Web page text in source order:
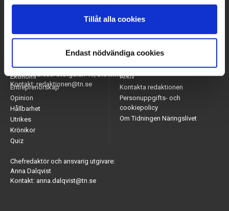
Tillåt alla cookies
Endast nödvändiga cookies
Adress: Tidningen Näringslivet, 114 82 Stockholm
Besöksadress: Storgatan 19, Stockholm
Kontakt: redaktionen@tn.se
Näringsliv
Ekonomi
Entreprenörskap
Opinion
Hållbarhet
Utrikes
Krönikor
Quiz
Appar
Nyhetsbrev
Arkiv
Kontakta redaktionen
Personuppgifts- och
cookiepolicy
Om Tidningen Näringslivet
Chefredaktör och ansvarig utgivare:
Anna Dalqvist
Kontakt: anna.dalqvist@tn.se